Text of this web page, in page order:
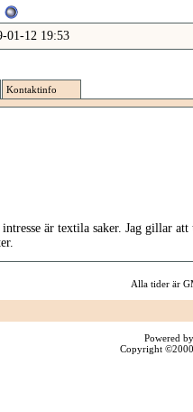
01-12 19:53
Kontaktinfo
är textila saker. Jag gillar att
Alla tider är
Powered
Copyright